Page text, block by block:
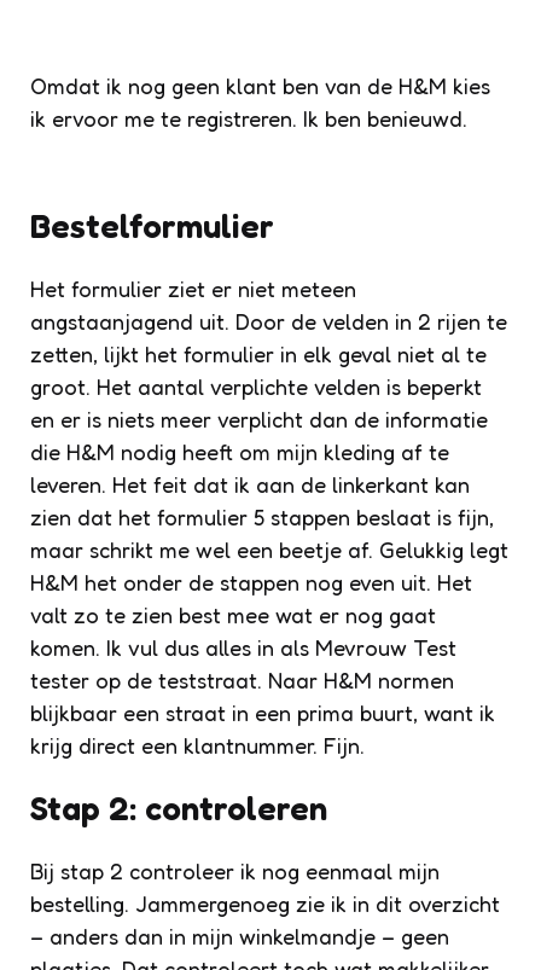
Omdat ik nog geen klant ben van de H&M kies
ik ervoor me te registreren. Ik ben benieuwd.
Bestelformulier
Het formulier ziet er niet meteen
angstaanjagend uit. Door de velden in 2 rijen te
zetten, lijkt het formulier in elk geval niet al te
groot. Het aantal verplichte velden is beperkt
en er is niets meer verplicht dan de informatie
die H&M nodig heeft om mijn kleding af te
leveren. Het feit dat ik aan de linkerkant kan
zien dat het formulier 5 stappen beslaat is fijn,
maar schrikt me wel een beetje af. Gelukkig legt
H&M het onder de stappen nog even uit. Het
valt zo te zien best mee wat er nog gaat
komen. Ik vul dus alles in als Mevrouw Test
tester op de teststraat. Naar H&M normen
blijkbaar een straat in een prima buurt, want ik
krijg direct een klantnummer. Fijn.
Stap 2: controleren
Bij stap 2 controleer ik nog eenmaal mijn
bestelling. Jammergenoeg zie ik in dit overzicht
– anders dan in mijn winkelmandje – geen